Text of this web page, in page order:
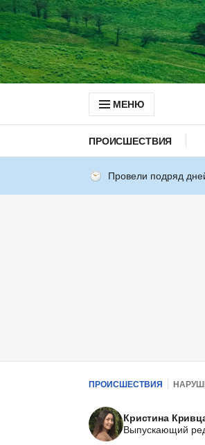
МЕНЮ
ПРОИСШЕСТВИЯ
Провели подряд
ПРОИСШЕСТВИЯ
Кристина
Выпускающий